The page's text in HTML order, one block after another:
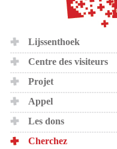
Lijssenthoek
Centre des visiteurs
Projet
Appel
Les dons
Cherchez